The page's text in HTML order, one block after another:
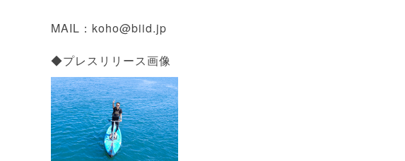
MAIL：koho@biid.jp
◆プレスリリース画像